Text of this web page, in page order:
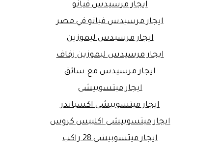
ايجار مرسيدس فيانو
ايجار مرسيدس فيانو في مصر
ايجار مرسيدس ليموزين
ايجار مرسيدس ليموزين زفاف
ايجار مرسيدس مع سائق
ايجار ميتسوبيشى
ايجار ميتسوبيشى اكسباندر
ايجار ميتسوبيشى اكليبس كروس
ايجار ميتسوبيشي 28 راكب